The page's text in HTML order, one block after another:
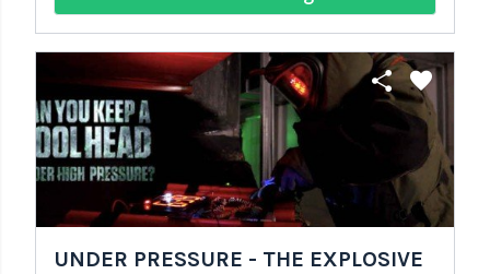
share favorite
UNDER PRESSURE - THE EXPLOSIVE